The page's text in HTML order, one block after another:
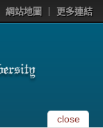
網站地圖 更多連結
close